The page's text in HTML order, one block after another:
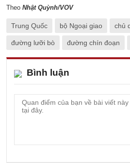
Theo Nhật Quỳnh/VOV
Trung Quốc bộ Ngoại giao chủ
đường lưỡi bò đường chín đoạn
Bình luận